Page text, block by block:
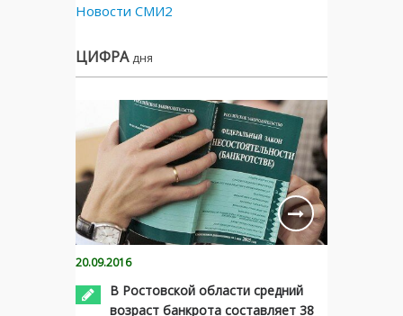
Новости СМИ2
ЦИФРА дня
20.09.2016
В Ростовской области средний
возраст банкрота составляет 38